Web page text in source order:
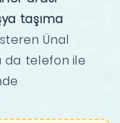
taşıma
Ünal
da telefon ile